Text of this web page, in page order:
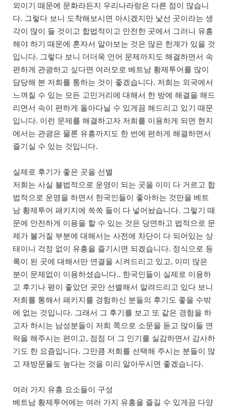
외이기 때문에 문화라든지 우리나라랑은 다른 점이 많습니
다. 그렇다 보니 도착해보시면 아시겠지만 낯선 곳이라는 생
각이 많이 들 것이고 합법적이고 안전한 곳에서 그러니 유흥
해야 하기 때문에 혼자서 알아보는 것은 많은 한계가 있을 것
입니다. 그렇다 보니 더더욱 언어 문제까지도 해결하면서 속
편하게 관광하고 싶다면 여러모로 베트남 황제투어를 많이
담당해 본 저희를 통하는 것이 좋겠습니다. 저희는 외국에서
느껴질 수 있는 모든 고민거리에 대해서 한 방에 해결을 해드
리면서 속이 편하게 돌아다닐 수 있게끔 해드리고 있기 때문
입니다. 이런 문제를 해결하고자 저희를 이용하게 되면 현지
에서는 관광은 물론 유흥까지도 한 번에 편하게 해결하면서
즐기실 수 있는 것입니다.
실제로 후기가 좋은 곳을 선별
저희는 사실 불법적으로 운영이 되는 곳을 이미 다 거르고 합
법적으로 운영을 하면서 한국인들이 좋아하는 것만을 베트
남 황제투어 패키지에 쏙쏙 들이 다 넣어놨습니다. 그렇기 때
문에 안전하게 이용을 할 수 있는 것은 당연하고 법적으로 문
제가 불거질 부분에 대해서는 사전에 차단이 다 되어있는 상
태이니 걱정 없이 유흥을 즐기시면 되겠습니다. 정식으로 등
록이 된 곳에 대해서만 연결을 시켜드리고 있고, 이미 많은
분이 문제없이 이용하셨습니다.. 한국인들이 실제로 이용하
고 후기나 평이 좋았던 곳만 선별해서 알려드리고 있다 보니
저희를 통해서 패키지를 경험하신 분들의 후기도 좋을 수밖
에 없는 것입니다. 그래서 그 후기를 보고 또 같은 경험을 하
고자 하시는 남성분들이 저희 쪽으로 소문을 듣고 많이들 연
락을 해주시는 편이고, 점점 더 그 인기를 실감하면서 감사하
기도 한 요즘입니다. 그만큼 저희를 선택해 주시는 분들이 많
고 재방문율도 높다는 것을 미리 알아두시면 좋겠습니다.
여러 가지 유흥 요소들이 구성
베트남 황제투어에는 여러 가지 유흥을 즐길 수 있게끔 다양